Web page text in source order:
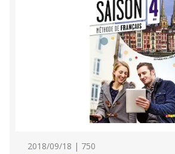
2018/09/18 | 750